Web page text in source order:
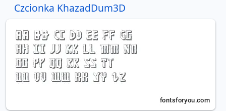
Czcionka KhazadDum3D